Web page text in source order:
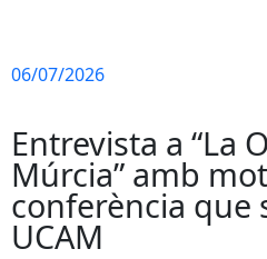
06/07/2026
Entrevista a “La
Múrcia” amb
conferència que
UCAM